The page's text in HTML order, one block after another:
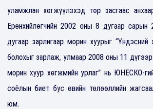
уламжлан хөгжүүлэхэд төр засгаас
Ерөнхийлөгчийн 2002 оны 8 дугаар сарын
дугаар зарлигаар морин хуурыг “Үндэсний
болохыг зарлаж, улмаар 2008 оны 11
морин хуур хөгжмийн урлаг” нь ЮНЕСКО-
соёлын биет бус өвийн төлөөллийн
юм.